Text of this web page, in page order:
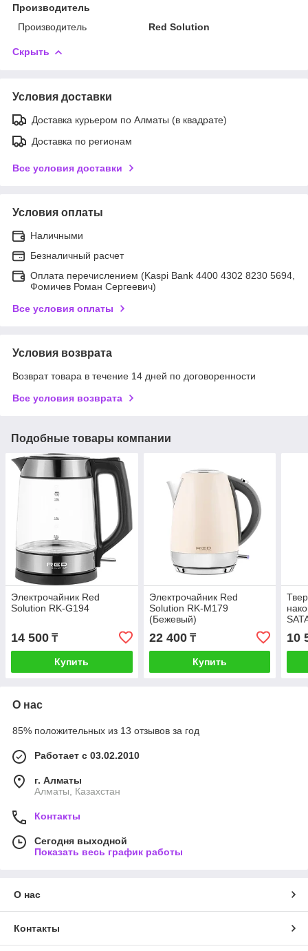
Производитель
Производитель
Red Solution
Скрыть
Условия доставки
Доставка курьером по Алматы (в квадрате)
Доставка по регионам
Все условия доставки
Условия оплаты
Наличными
Безналичный расчет
Оплата перечислением (Kaspi Bank 4400 4302 8230 5694,
Фомичев Роман Сергеевич)
Все условия оплаты
Условия возврата
Возврат товара в течение 14 дней по договоренности
Все условия возврата
Подобные товары компании
Электрочайник Red
Solution RK-G194
14 500 ₸
Купить
Электрочайник Red
Solution RK-M179
(Бежевый)
22 400₸
Купить
10
О нас
85% положительных из 13 отзывов за год
Работает с 03.02.2010
г. Алматы
Алматы, Казахстан
Контакты
Сегодня выходной
Показать весь график работы
О нас
Контакты